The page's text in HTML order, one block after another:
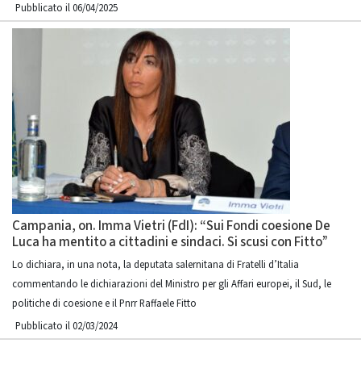
Pubblicato il 06/04/2025
Campania, on. Imma Vietri (FdI): “Sui Fondi coesione De
Luca ha mentito a cittadini e sindaci. Si scusi con Fitto”
Lo dichiara, in una nota, la deputata salernitana di Fratelli d’Italia
commentando le dichiarazioni del Ministro per gli Affari europei, il Sud, le
politiche di coesione e il Pnrr Raffaele Fitto
Pubblicato il 02/03/2024